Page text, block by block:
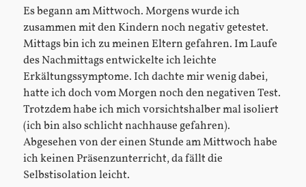
Es begann am Mittwoch. Morgens wurde ich
zusammen mit den Kindern noch negativ getestet.
Mittags bin ich zu meinen Eltern gefahren. Im Laufe
des Nachmittags entwickelte ich leichte
Erkältungssymptome. Ich dachte mir wenig dabei,
hatte ich doch vom Morgen noch den negativen Test.
Trotzdem habe ich mich vorsichtshalber mal isoliert
(ich bin also schlicht nachhause gefahren).
Abgesehen von der einen Stunde am Mittwoch habe
ich keinen Präsenzunterricht, da fällt die
Selbstisolation leicht.